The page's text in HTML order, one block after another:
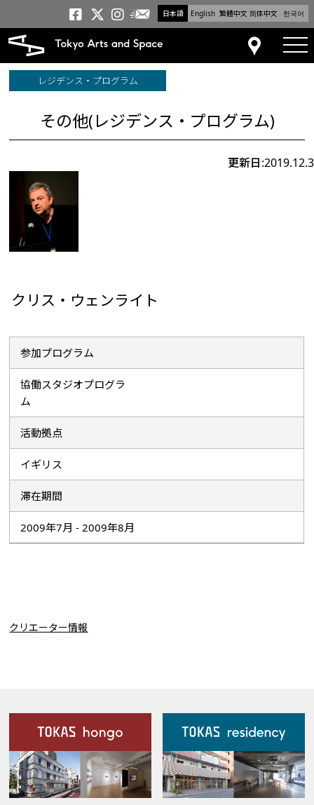
日本語 English 繁體中文 简体中文 한국어
トーキョーアーツアンド
トーキョーアーツアンド
トーキョーアーツア
メールニュース
アクセス
レジデンス・プログラム
その他(レジデンス・プログラム)
更新日:2019.12.3
クリス・ウェンライト
参加プログラム
協働スタジオプログラ
ム
活動拠点
イギリス
滞在期間
2009年7月 - 2009年8月
クリエーター情報
施設案内
Our Facilities